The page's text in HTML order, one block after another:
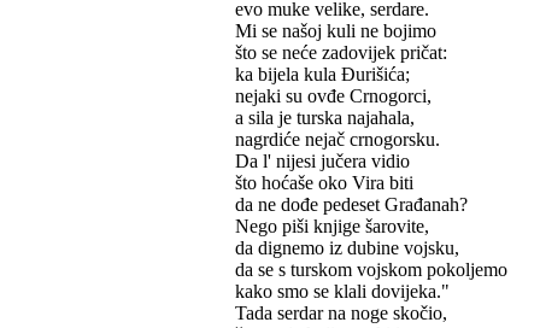
evo muke velike, serdare.
Mi se našoj kuli ne bojimo
što se neće zadovijek pričat:
ka bijela kula Đurišića;
nejaki su ovđe Crnogorci,
a sila je turska najahala,
nagrdiće nejač crnogorsku.
Da l' nijesi jučera vidio
što hoćaše oko Vira biti
da ne dođe pedeset Građanah?
Nego piši knjige šarovite,
da dignemo iz dubine vojsku,
da se s turskom vojskom pokoljemo
kako smo se klali dovijeka."
Tada serdar na noge skočio,